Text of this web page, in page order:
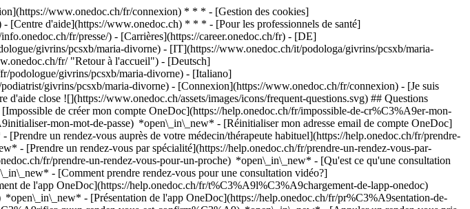
www.onedoc.ch/fr/connexion) * * * - [Gestion des cookies]
[Centre d'aide](https://www.onedoc.ch) * * * - [Pour les professionnels de santé]
fr/presse/) - [Carrières](https://career.onedoc.ch/fr) - [DE]
givrins/pcsxb/maria-divorne) - [IT](https://www.onedoc.ch/it/podologa/givrins/pcsxb/maria-
fr/ "Retour à l'accueil") - [Deutsch]
podologue/givrins/pcsxb/maria-divorne) - [Italiano]
givrins/pcsxb/maria-divorne) - [Connexion](https://www.onedoc.ch/fr/connexion) - [Je suis
close ![](https://www.onedoc.ch/assets/images/icons/frequent-questions.svg) ## Questions
de créer mon compte OneDoc](https://help.onedoc.ch/fr/impossible-de-cr%C3%A9er-mon-
mon-mot-de-passe) *open\_in\_new* - [Réinitialiser mon adresse email de compte OneDoc]
- [Prendre un rendez-vous auprès de votre médecin/thérapeute habituel](https://help.onedoc.ch/fr/prendre-
- [Prendre un rendez-vous par spécialité](https://help.onedoc.ch/fr/prendre-un-rendez-vous-par-
fr/prendre-un-rendez-vous-pour-un-proche) *open\_in\_new* - [Qu'est ce qu'une consultation
- [Comment prendre rendez-vous pour une consultation vidéo?]
de l'app OneDoc](https://help.onedoc.ch/fr/t%C3%A9l%C3%A9chargement-de-lapp-onedoc)
- [Présentation de l'app OneDoc](https://help.onedoc.ch/fr/pr%C3%A9sentation-de-